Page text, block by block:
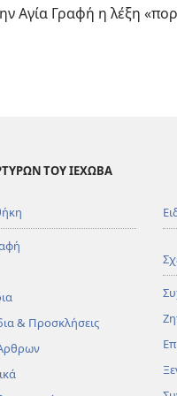
Αγία Γραφή η λέξη
ΤΟΥ ΙΕΧΩΒΑ
& Προσκλήσεις